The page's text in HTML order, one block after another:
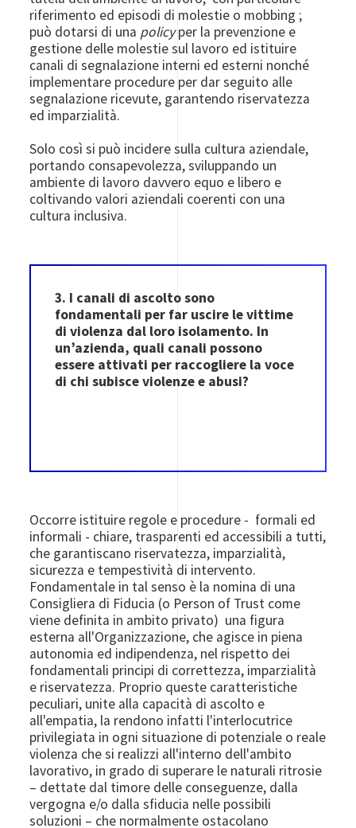
riferimento ed episodi di molestie o mobbing ;
può dotarsi di una policyper la prevenzione e
gestione delle molestie sul lavoro ed istituire
canali di segnalazione interni ed esterni nonché
implementare procedure per dar seguito alle
segnalazione ricevute, garantendo riservatezza
ed imparzialità.
Solo così si può incidere sulla cultura aziendale,
portando consapevolezza, sviluppando un
ambiente di lavoro davvero equo e libero e
coltivando valori aziendali coerenti con una
cultura inclusiva.
3. I canali di ascolto sono
fondamentali per far uscire le vittime
di violenza dal loro isolamento. In
un’azienda, quali canali possono
essere attivati per raccogliere la voce
di chi subisce violenze e abusi?
Occorre istituire regole e procedure - formali ed
informali - chiare, trasparenti ed accessibili a tutti,
che garantiscano riservatezza, imparzialità,
sicurezza e tempestività di intervento.
Fondamentale in tal senso è la nomina di una
Consigliera di Fiducia (o Person of Trust come
viene definita in ambito privato) una figura
esterna all'Organizzazione, che agisce in piena
autonomia ed indipendenza, nel rispetto dei
fondamentali principi di correttezza, imparzialità
e riservatezza. Proprio queste caratteristiche
peculiari, unite alla capacità di ascolto e
all'empatia, la rendono infatti l'interlocutrice
privilegiata in ogni situazione di potenziale o reale
violenza che si realizzi all'interno dell'ambito
lavorativo, in grado di superare le naturali ritrosie
– dettate dal timore delle conseguenze, dalla
vergogna e/o dalla sfiducia nelle possibili
soluzioni – che normalmente ostacolano